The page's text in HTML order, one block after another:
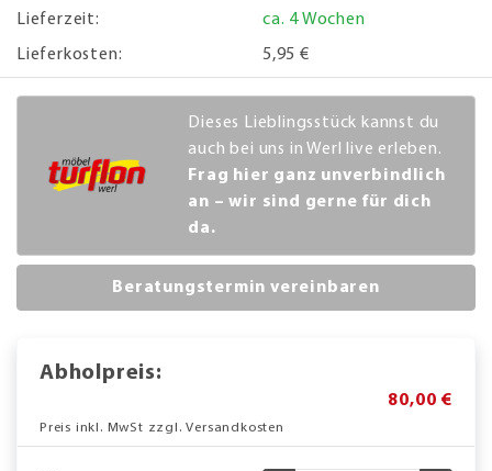
Lieferzeit:
ca. 4 Wochen
Lieferkosten:
5,95 €
Dieses Lieblingsstück kannst du
auch bei uns in Werl live erleben.
Frag hier ganz unverbindlich
an – wir sind gerne für dich
da.
Beratungstermin vereinbaren
Abholpreis:
80,00 €
Preis inkl. MwSt zzgl. Versandkosten